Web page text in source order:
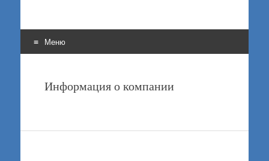
Меню
содержимому
Информация о компании